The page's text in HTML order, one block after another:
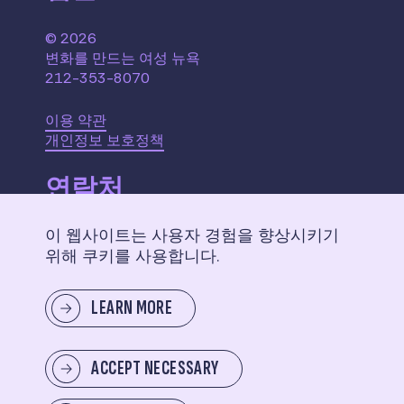
© 2026
변화를 만드는 여성 뉴욕
212-353-8070
이용 약관
개인정보 보호정책
연락처
110 W. 40th Street,
Suite 2207
메시지 보내기
이 웹사이트는 사용자 경험을 향상시키기
위해 쿠키를 사용합니다.
LEARN MORE
ACCEPT NECESSARY